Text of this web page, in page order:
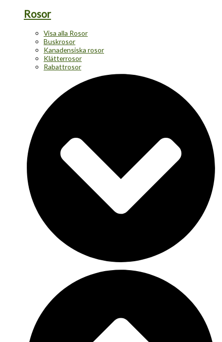
Rosor
Visa alla Rosor
Buskrosor
Kanadensiska rosor
Klätterrosor
Rabattrosor